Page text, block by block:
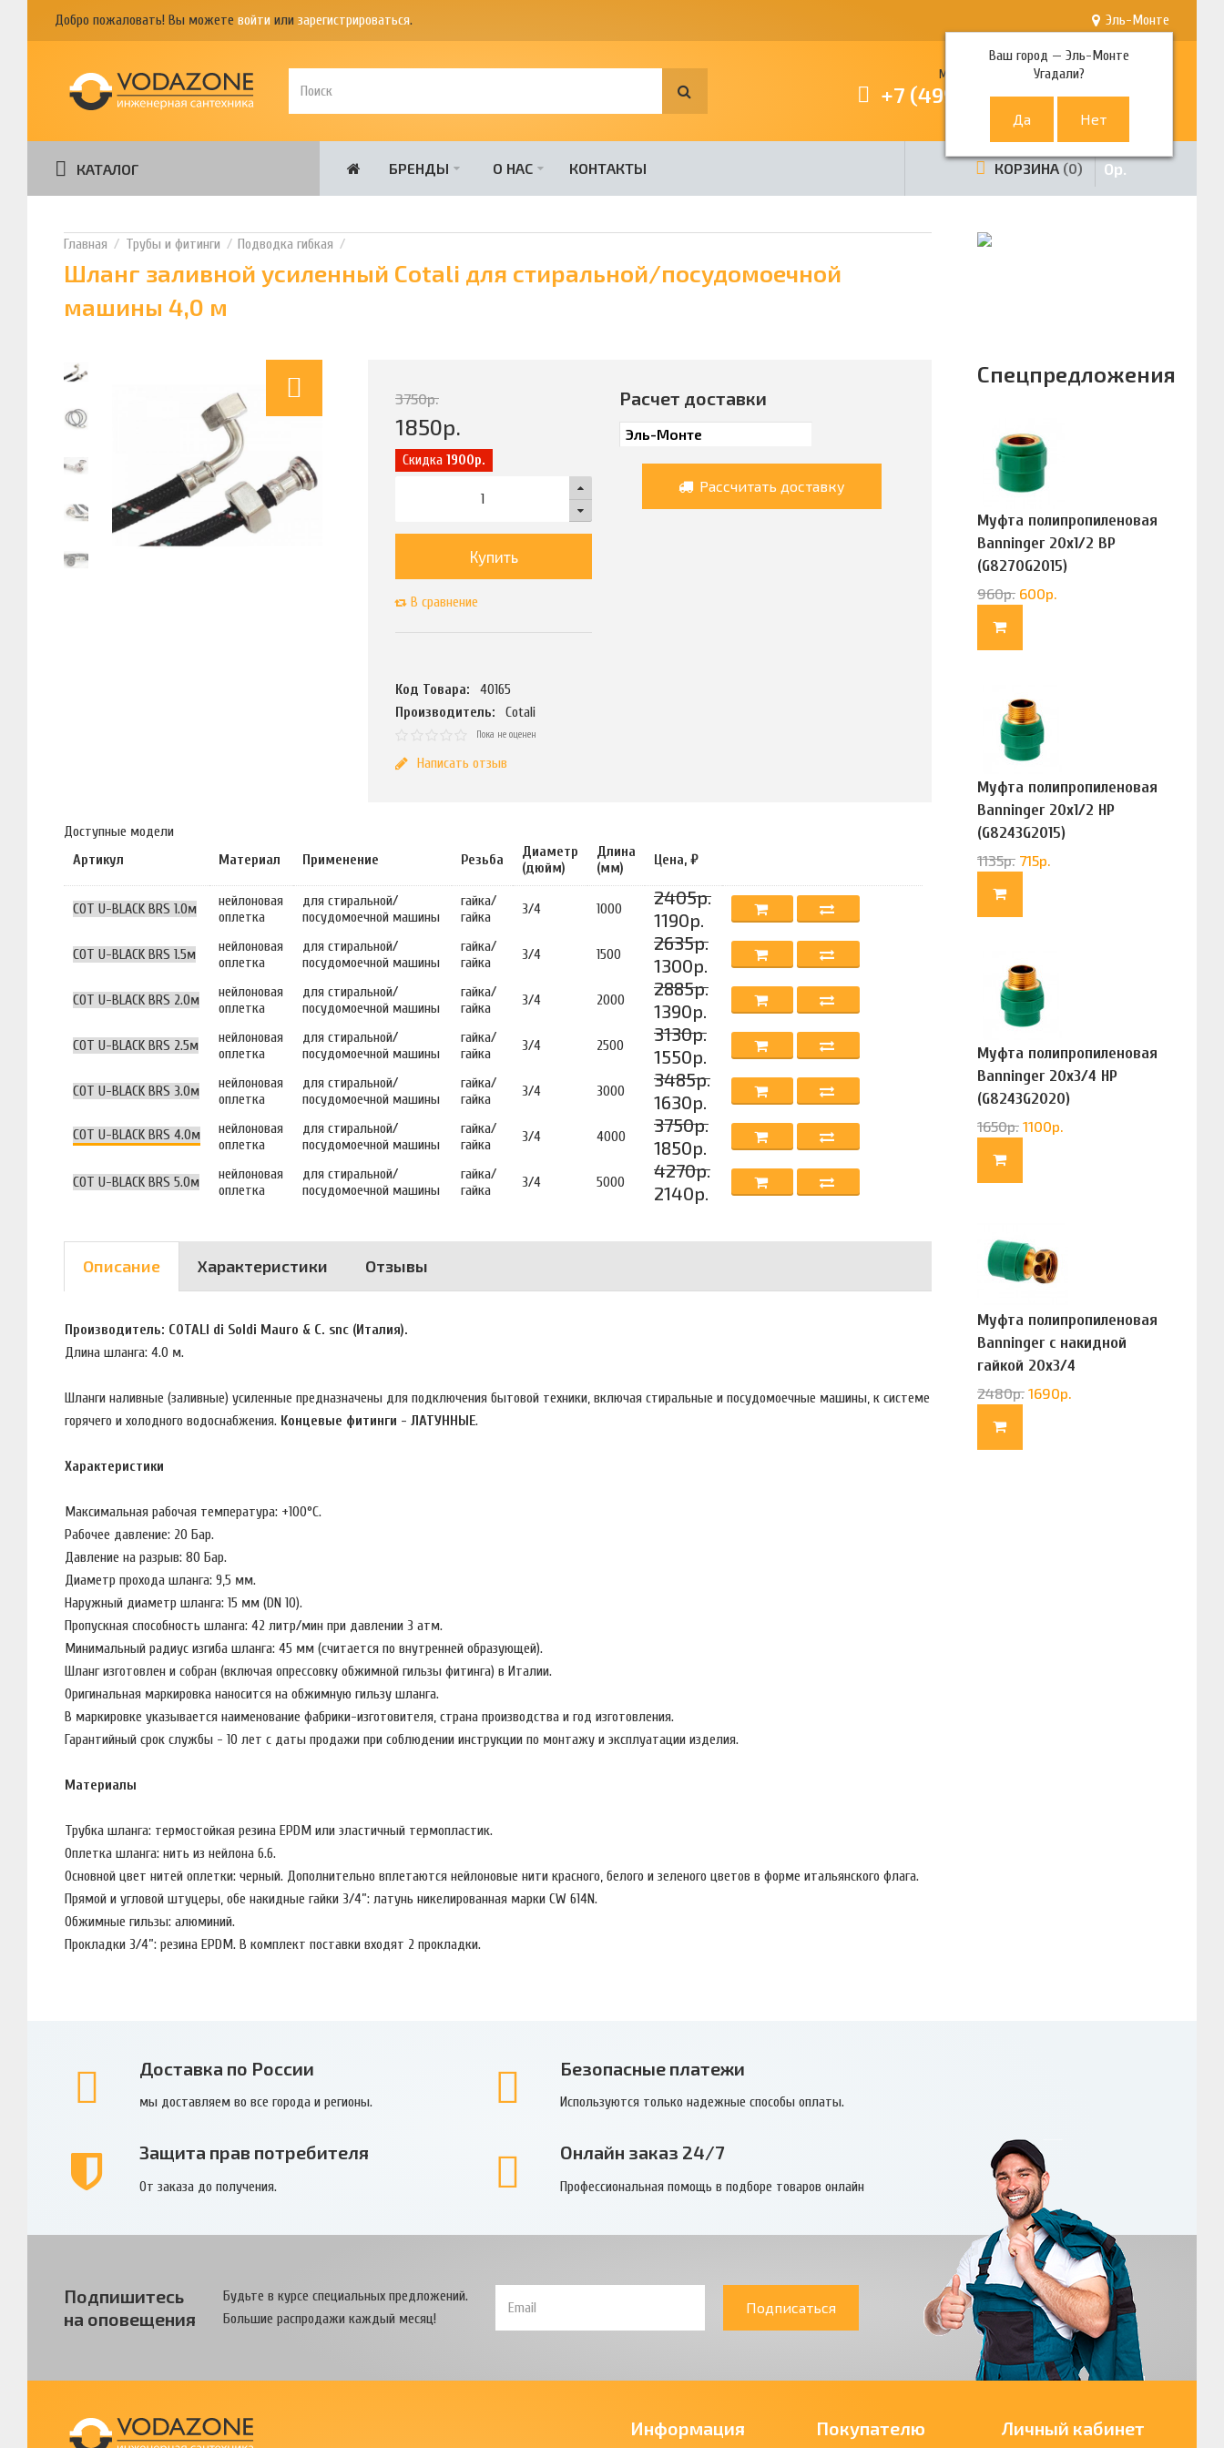
Добро пожаловать! Вы можете войти или зарегистрироваться. Эль-Монте
Ваш город —Эль-Монте
Угадали?
Многоканальный телефон
+7 (499) 380-80-80
КАТАЛОГ БРЕНДЫ О НАС КОНТАКТЫ КОРЗИНА 0 0р.
Трубы и фитинги Подводка гибкая
Шланг заливной усиленный Cotali для стиральной/посудомоечной
машины 4,0 м
3750р.
1850р.
Скидка1900р.
Купить
В сравнение
Код Товара:
40165
Производитель:
Cotali
Пока не оценен
Написать отзыв
Расчет доставки
Рассчитать доставку
Доступные модели
Артикул
Материал Применение Резьба
Диаметр
(дюйм)
Длина
(мм)
Цена, ₽
COT U-BLACK BRS 1.0м
нейлоновая
оплетка
для стиральной/
посудомоечной машины
гайка/
гайка
3/4 1000
2405р.
1190р.
COT U-BLACK BRS 1.5м
нейлоновая
оплетка
для стиральной/
посудомоечной машины
гайка/
гайка
3/4 1500
2635р.
1300р.
COT U-BLACK BRS 2.0м
нейлоновая
оплетка
для стиральной/
посудомоечной машины
гайка/
гайка
3/4 2000
2885р.
1390р.
COT U-BLACK BRS 2.5м
нейлоновая
оплетка
для стиральной/
посудомоечной машины
гайка/
гайка
3/4 2500
3130р.
1550р.
COT U-BLACK BRS 3.0м
нейлоновая
оплетка
для стиральной/
посудомоечной машины
гайка/
гайка
3/4 3000
3485р.
1630р.
COT U-BLACK BRS 4.0м
нейлоновая
оплетка
для стиральной/
посудомоечной машины
гайка/
гайка
3/4 4000
3750р.
1850р.
COT U-BLACK BRS 5.0м
нейлоновая
оплетка
для стиральной/
посудомоечной машины
гайка/
гайка
3/4 5000
4270р.
2140р.
Описание Характеристики Отзывы
Производитель: COTALI di Soldi Mauro & C. snc (Италия).
Длина шланга: 4.0 м.
Шланги наливные (заливные) усиленные предназначены для подключения бытовой техники, включая стиральные и посудомоечные машины, к системе
горячего и холодного водоснабжения. Концевые фитинги - ЛАТУННЫЕ.
Характеристики
Максимальная рабочая температура: +100°C.
Рабочее давление: 20 Бар.
Давление на разрыв: 80 Бар.
Диаметр прохода шланга: 9,5 мм.
Наружный диаметр шланга: 15 мм (DN 10).
Пропускная способность шланга: 42 литр/мин при давлении 3 атм.
Минимальный радиус изгиба шланга: 45 мм (считается по внутренней образующей).
Шланг изготовлен и собран (включая опрессовку обжимной гильзы фитинга) в Италии.
Оригинальная маркировка наносится на обжимную гильзу шланга.
В маркировке указывается наименование фабрики-изготовителя, страна производства и год изготовления.
Гарантийный срок службы - 10 лет с даты продажи при соблюдении инструкции по монтажу и эксплуатации изделия.
Материалы
Трубка шланга: термостойкая резина EPDM или эластичный термопластик.
Оплетка шланга: нить из нейлона 6.6.
Основной цвет нитей оплетки: черный. Дополнительно вплетаются нейлоновые нити красного, белого и зеленого цветов в форме итальянского флага.
Прямой и угловой штуцеры, обе накидные гайки 3/4”: латунь никелированная марки CW 614N.
Обжимные гильзы: алюминий.
Прокладки 3/4”: резина EPDM. В комплект поставки входят 2 прокладки.
Спецпредложения
Муфта полипропиленовая
Banninger 20х1/2 ВР
(G8270G2015)
960р. 600р.
Муфта полипропиленовая
Banninger 20х1/2 НР
(G8243G2015)
1135р. 715р.
Муфта полипропиленовая
Banninger 20х3/4 НР
(G8243G2020)
1650р. 1100р.
Муфта полипропиленовая
Banninger с накидной
гайкой 20х3/4
(G83322020)
2480р. 1690р.
Доставка по России
мы доставляем во все города и регионы.
Безопасные платежи
Используются только надежные способы оплаты.
Защита прав потребителя
От заказа до получения.
Онлайн заказ 24/7
Профессиональная помощь в подборе товаров онлайн
Подпишитесь
на оповещения
Будьте в курсе специальных предложений.
Большие распродажи каждый месяц!
Подписаться
Информация Покупателю Личный кабинет